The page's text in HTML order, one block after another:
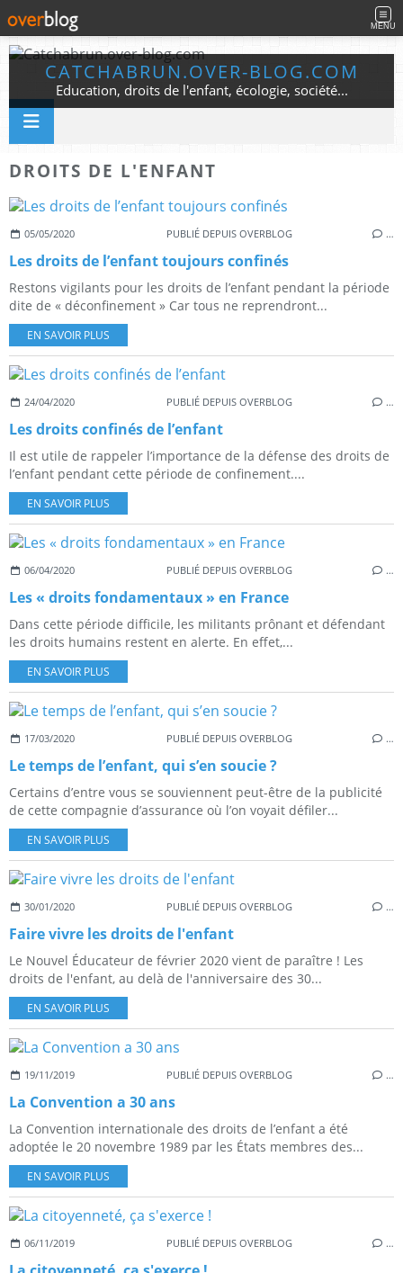
MENU
CATCHABRUN.OVER-BLOG.COM
Education, droits de l'enfant, écologie, société...
DROITS DE L'ENFANT
05/05/2020 PUBLIÉ DEPUIS OVERBLOG …
Les droits de l’enfant toujours confinés
Restons vigilants pour les droits de l’enfant pendant la période
dite de « déconfinement » Car tous ne reprendront...
EN SAVOIR PLUS
24/04/2020 PUBLIÉ DEPUIS OVERBLOG …
Les droits confinés de l’enfant
Il est utile de rappeler l’importance de la défense des droits de
l’enfant pendant cette période de confinement....
EN SAVOIR PLUS
06/04/2020 PUBLIÉ DEPUIS OVERBLOG …
Les « droits fondamentaux » en France
Dans cette période difficile, les militants prônant et défendant
les droits humains restent en alerte. En effet,...
EN SAVOIR PLUS
17/03/2020 PUBLIÉ DEPUIS OVERBLOG …
Le temps de l’enfant, qui s’en soucie ?
Certains d’entre vous se souviennent peut-être de la publicité
de cette compagnie d’assurance où l’on voyait défiler...
EN SAVOIR PLUS
30/01/2020 PUBLIÉ DEPUIS OVERBLOG …
Faire vivre les droits de l'enfant
Le Nouvel Éducateur de février 2020 vient de paraître ! Les
droits de l'enfant, au delà de l'anniversaire des 30...
EN SAVOIR PLUS
19/11/2019 PUBLIÉ DEPUIS OVERBLOG …
La Convention a 30 ans
La Convention internationale des droits de l’enfant a été
adoptée le 20 novembre 1989 par les États membres des...
EN SAVOIR PLUS
06/11/2019 PUBLIÉ DEPUIS OVERBLOG …